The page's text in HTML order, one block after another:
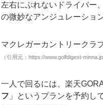
左右にぶれないドライバー
の微妙なアンジュレーショ
マクレガーカントリークラ
（引用元：https://www.golfdigest-
一人で回るには、楽天
フ 」というプランを予約し